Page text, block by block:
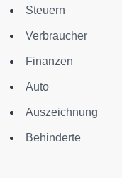
Steuern
Verbraucher
Finanzen
Auto
Auszeichnung
Behinderte